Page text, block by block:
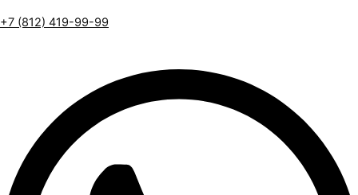
+7 (812) 419-99-99